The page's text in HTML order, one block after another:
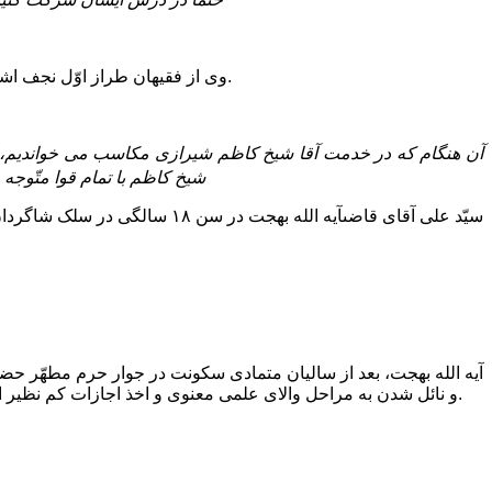
وى از فقیهان طراز اوّل نجف اشرف به شمار مى رفت و بسیارى از بزرگان، به ویژه آیه الله بهجت، در درس وى شرکت کرده، از وجود گرانقدرش بهره هاى فراوان برده اند.
شیخ کاظم با تمام قوا
سیّد على آقاى قاضىآیه الله
آیه الله بهجت، بعد از سالیان متمادى سکونت در جوار حرم
و نائل شدن به مراحل والاى علمى معنوى و اخذ اجازات کم نظیر اجتهاد از استادان فرزانه خویش، جهت صله ارحام در سال ۱۳۲۴ ش. برابر با ۱۳۶۳ ق. عازم ایران گردید و چند ماهى را در فومن اقامت گزید.